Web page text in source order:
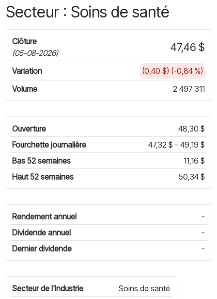
Secteur : Soins de santé
Clôture
(05-08-2026)
47,46 $
Variation
(0,40 $) (-0,84 %)
Volume
2 497 311
Ouverture
48,30 $
Fourchette journalière
47,32 $ - 49,19 $
Bas 52 semaines
11,16 $
Haut 52 semaines
50,34 $
Rendement annuel
-
Dividende annuel
-
Dernier dividende
-
Secteur de l'industrie
Soins de santé